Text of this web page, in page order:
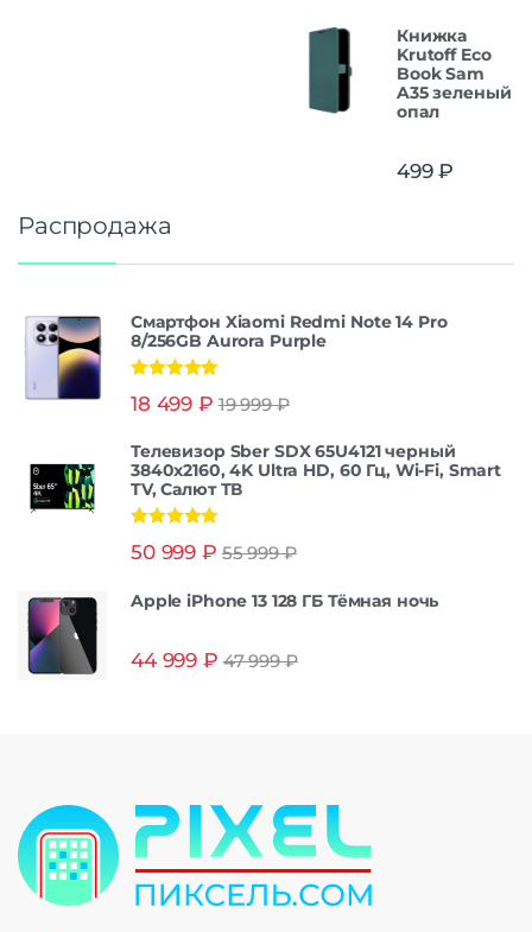
Книжка
Krutoff Eco
Book Sam
A35 зеленый
опал
499₽
Распродажа
Смартфон Xiaomi Redmi Note 14 Pro
8/256GB Aurora Purple
из 5
18 499 ₽ 19 999₽
Телевизор Sber SDX 65U4121 черный
3840x2160, 4K Ultra HD, 60 Гц, Wi-Fi, Smart
TV, Салют ТВ
из 5
50 999 ₽ 55 999₽
Apple iPhone 13 128 ГБ Тёмная ночь
44 999 ₽ 47 999₽